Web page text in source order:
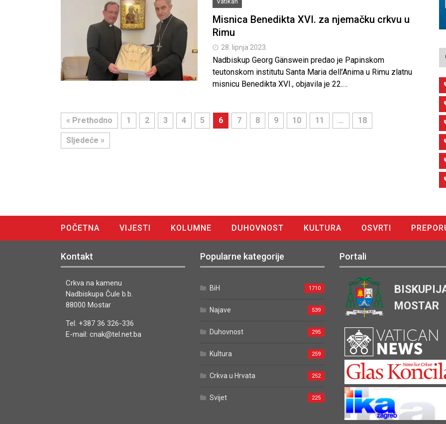
Misnica Benedikta XVI. za njemačku crkvu u
Rimu
28. lipnja 2023.
Nadbiskup Georg Gänswein predao je Papinskom
teutonskom institutu Santa Maria dell’Anima u Rimu zlatnu
misnicu Benedikta XVI., objavila je 22.…
« Prethodno 1 2 3 4 5 6 7 8 9 10 11 … 18
Sljedeće »
POČETNA VIJESTI KOLUMNE DUHOVNOST KULTURA OSVRTI
Kontakt
Crkva na kamenu
Nadbiskupa Čule b.b.
88000 Mostar
Tel. +387 36 326-336
E-mail: cnak@tel.net.ba
Popularne kategorije
BiH 1710
Najave 539
Duhovnost 295
Kultura 259
Crkva u Hrvata 252
Svijet 225
Portali
MOSTAR